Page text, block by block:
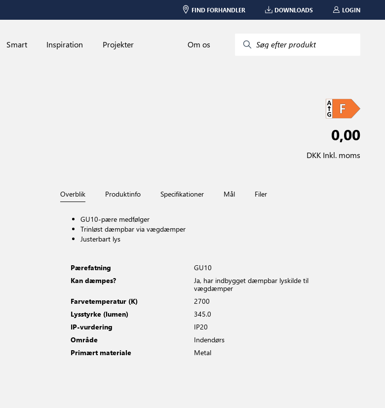
FIND FORHANDLER DOWNLOADS LOGIN
Smart Inspiration Projekter Om os Søg efter produkt
0,00
DKK Inkl. moms
Overblik Produktinfo Specifikationer Mål Filer
GU10-pære medfølger
Trinløst dæmpbar via vægdæmper
Justerbart lys
Pærefatning
GU10
Kan dæmpes?
Ja, har indbygget dæmpbar lyskilde til
vægdæmper
Farvetemperatur (K)
2700
Lysstyrke (lumen)
345.0
IP-vurdering
IP20
Område
Indendørs
Primært materiale
Metal